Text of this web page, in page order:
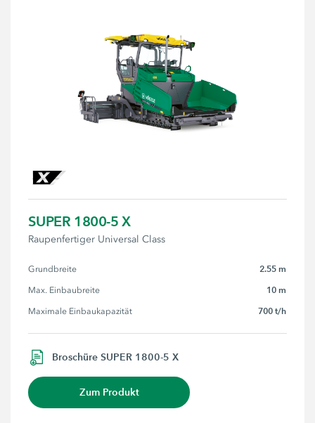
SUPER 1800-5 X
Raupenfertiger Universal Class
Grundbreite 2.55 m
Max. Einbaubreite 10 m
Maximale Einbaukapazität 700 t/h
Broschüre SUPER 1800-5 X
Zum Produkt